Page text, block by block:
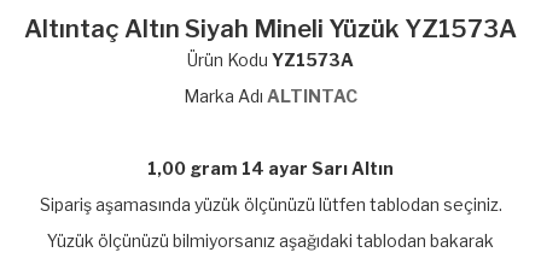
Altıntaç Altın Siyah Mineli Yüzük YZ1573A
Ürün Kodu YZ1573A
Marka Adı ALTINTAC
1,00 gram 14 ayar Sarı Altın
Sipariş aşamasında yüzük ölçünüzü lütfen tablodan seçiniz.
Yüzük ölçünüzü bilmiyorsanız aşağıdaki tablodan bakarak